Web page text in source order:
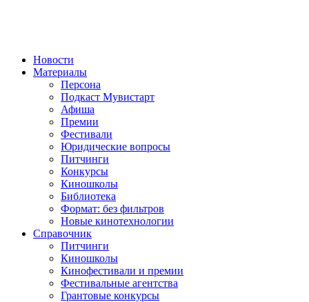
Новости
Материалы
Персона
Подкаст Мувистарт
Афиша
Премии
Фестивали
Юридические вопросы
Питчинги
Конкурсы
Киношколы
Библиотека
Формат: без фильтров
Новые кинотехнологии
Справочник
Питчинги
Киношколы
Кинофестивали и премии
Фестивальные агентства
Грантовые конкурсы